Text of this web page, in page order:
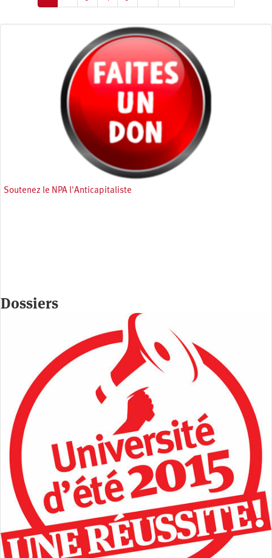
courante
suivante
page
Soutenez le NPA l'Anticapitaliste
Dossiers